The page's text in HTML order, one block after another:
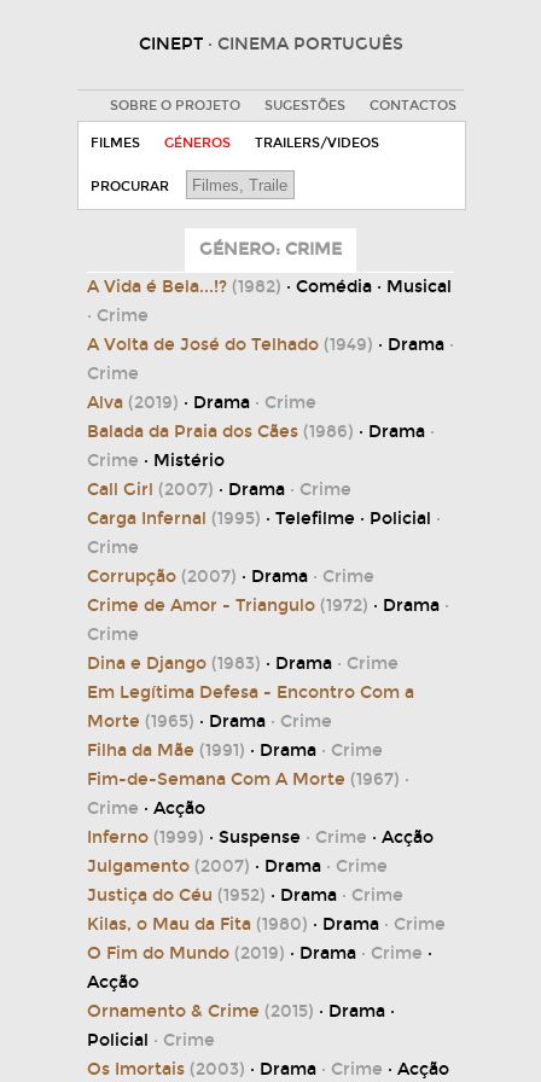
CINEPT · CINEMA PORTUGUÊS
SOBRE O PROJETO SUGESTÕES CONTACTOS
FILMES GÉNEROS TRAILERS/VIDEOS
PROCURAR
GÉNERO: CRIME
A Vida é Bela...!? (1982) · Comédia · Musical
· Crime
A Volta de José do Telhado (1949) · Drama ·
Crime
Alva (2019) · Drama · Crime
Balada da Praia dos Cães (1986) · Drama ·
Crime · Mistério
Call Girl (2007) · Drama · Crime
Carga Infernal (1995) · Telefilme · Policial ·
Crime
Corrupção (2007) · Drama · Crime
Crime de Amor - Triangulo (1972) · Drama ·
Crime
Dina e Django (1983) · Drama · Crime
Em Legítima Defesa - Encontro Com a
Morte (1965) · Drama · Crime
Filha da Mãe (1991) · Drama · Crime
Fim-de-Semana Com A Morte (1967) ·
Crime · Acção
Inferno (1999) · Suspense · Crime · Acção
Julgamento (2007) · Drama · Crime
Justiça do Céu (1952) · Drama · Crime
Kilas, o Mau da Fita (1980) · Drama · Crime
O Fim do Mundo (2019) · Drama · Crime ·
Acção
Ornamento & Crime (2015) · Drama ·
Policial · Crime
Os Imortais (2003) · Drama · Crime · Acção